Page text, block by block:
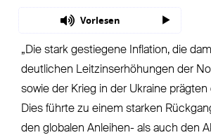
Vorlesen
„Die stark gestiegene Inflation, die
deutlichen Leitzinserhöhungen der
sowie der Krieg in der Ukraine
Dies führte zu einem starken
den globalen Anleihen- als auch den